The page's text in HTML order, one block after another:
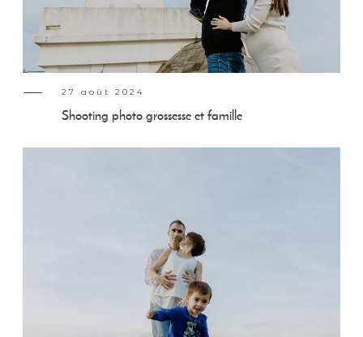
27 août 2024
Shooting photo grossesse et famille